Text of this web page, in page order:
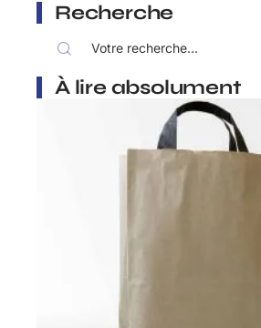
Recherche
À lire absolument